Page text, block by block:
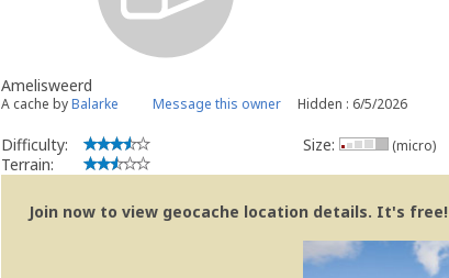
Amelisweerd
A cache byBalarke Message this owner Hidden : 6/5/2026
Difficulty:
Terrain:
Size: (micro)
Join now to view geocache location details. It's free!